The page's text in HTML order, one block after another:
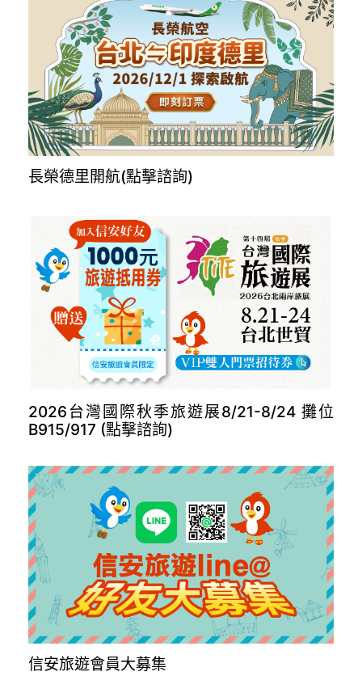
長榮德里開航(點擊諮詢)
2026台灣國際秋季旅遊展8/21-8/24 攤位
B915/917 (點擊諮詢)
信安旅遊會員大募集